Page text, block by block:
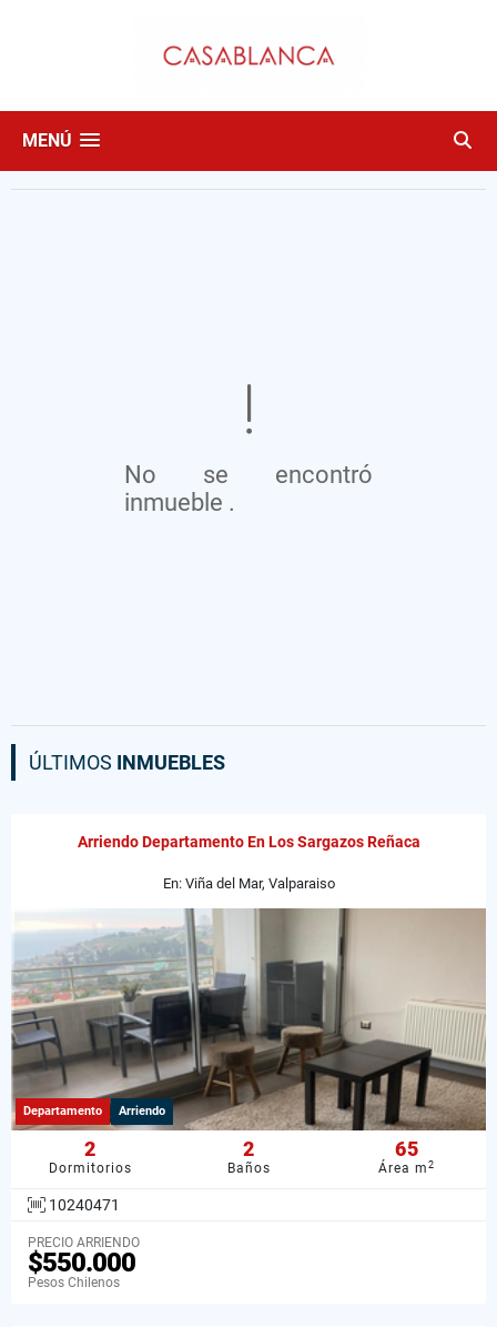
MENÚ
No se encontró
inmueble .
ÚLTIMOS INMUEBLES
Arriendo Departamento En Los Sargazos Reñaca
En: Viña del Mar, Valparaiso
Departamento Arriendo
2
Dormitorios
2
Baños
65
Área m2
10240471
PRECIO ARRIENDO
$550.000
Pesos Chilenos